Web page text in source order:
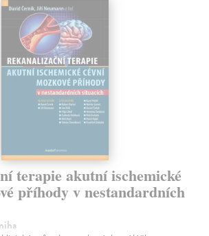
terapie akutní ischemické
příhody v nestandardních